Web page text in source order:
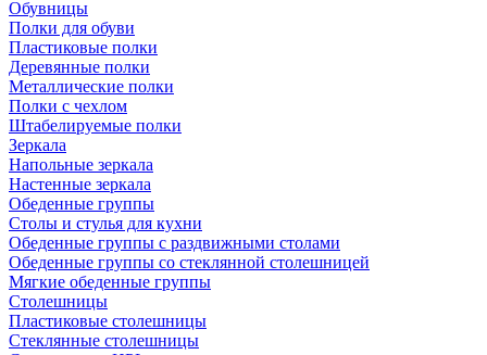
Обувницы
Полки для обуви
Пластиковые полки
Деревянные полки
Металлические полки
Полки с чехлом
Штабелируемые полки
Зеркала
Напольные зеркала
Настенные зеркала
Обеденные группы
Столы и стулья для кухни
Обеденные группы с раздвижными столами
Обеденные группы со стеклянной столешницей
Мягкие обеденные группы
Столешницы
Пластиковые столешницы
Стеклянные столешницы